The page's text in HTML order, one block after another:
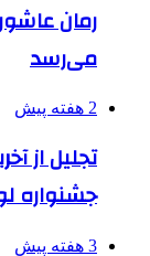
رمان
می‌رسد
2 هفته پیش
تجلیل از
جشنواره
3 هفته پیش